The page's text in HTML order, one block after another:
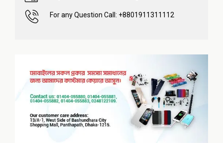
For any Question Call: +8801911311112